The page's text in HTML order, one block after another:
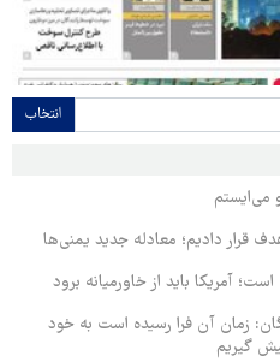
انتخاب
می‌ایستم
قرار دادیم؛ معادله جدید یمنی‌ها
آمریکا باید از خاورمیانه برود
زمان آن فرا رسیده است به خود
گیریم